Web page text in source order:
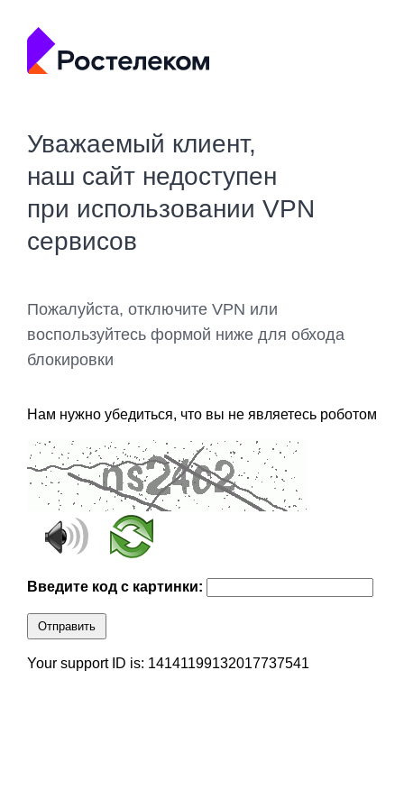
Уважаемый клиент,
наш сайт недоступен
при использовании VPN
сервисов
Пожалуйста, отключите VPN или
воспользуйтесь формой ниже для обхода
блокировки
Нам нужно убедиться, что вы не являетесь роботом
Введите код с картинки:
Отправить
Your support ID is: 14141199132017737541